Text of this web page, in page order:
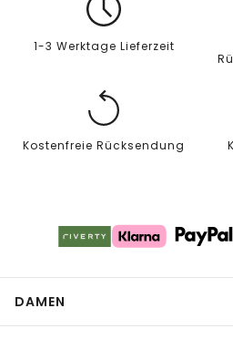
1-3 Werktage Lieferzeit
Kostenfreie Rücksendung
DAMEN